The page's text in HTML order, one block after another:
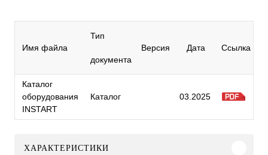
Имя файла
Тип
документа
Версия Дата Ссылка
Каталог
оборудования
INSTART
Каталог 03.2025
ХАРАКТЕРИСТИКИ